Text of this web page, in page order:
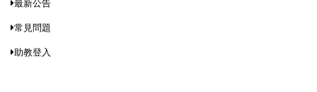
最新公告
常見問題
助教登入